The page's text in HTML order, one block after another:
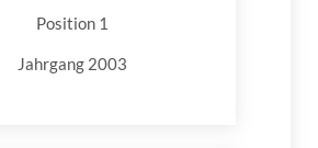
Position 1
Jahrgang 2003